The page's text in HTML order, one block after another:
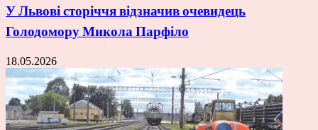
У Львові сторіччя відзначив очевидець
Голодомору Микола Парфіло
18.05.2026